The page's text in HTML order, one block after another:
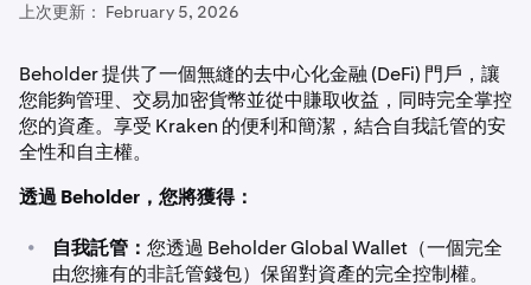
上次更新： February 5, 2026
Beholder 提供了一個無縫的去中心化金融 (DeFi) 門戶，讓
您能夠管理、交易加密貨幣並從中賺取收益，同時完全掌控
您的資產。享受 Kraken 的便利和簡潔，結合自我託管的安
全性和自主權。
透過 Beholder，您將獲得：
• 自我託管： 您透過 Beholder Global Wallet（一個完全
由您擁有的非託管錢包）保留對資產的完全控制權。